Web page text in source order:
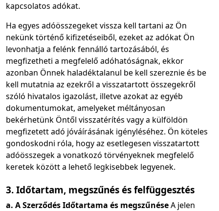
kapcsolatos adókat.
Ha egyes adóösszegeket vissza kell tartani az Ön
nekünk történő kifizetéseiből, ezeket az adókat Ön
levonhatja a felénk fennálló tartozásából, és
megfizetheti a megfelelő adóhatóságnak, ekkor
azonban Önnek haladéktalanul be kell szereznie és be
kell mutatnia az ezekről a visszatartott összegekről
szóló hivatalos igazolást, illetve azokat az egyéb
dokumentumokat, amelyeket méltányosan
bekérhetünk Öntől visszatérítés vagy a külföldön
megfizetett adó jóváírásának igényléséhez. Ön köteles
gondoskodni róla, hogy az esetlegesen visszatartott
adóösszegek a vonatkozó törvényeknek megfelelő
keretek között a lehető legkisebbek legyenek.
3. Időtartam, megszűnés és felfüggesztés
a. A Szerződés Időtartama és megszűnéseA jelen